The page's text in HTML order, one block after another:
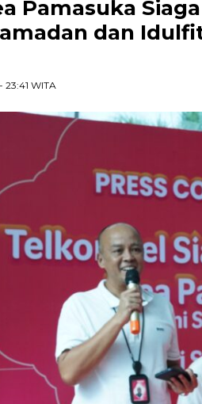
Pamasuka
dan
- 23:41 WITA